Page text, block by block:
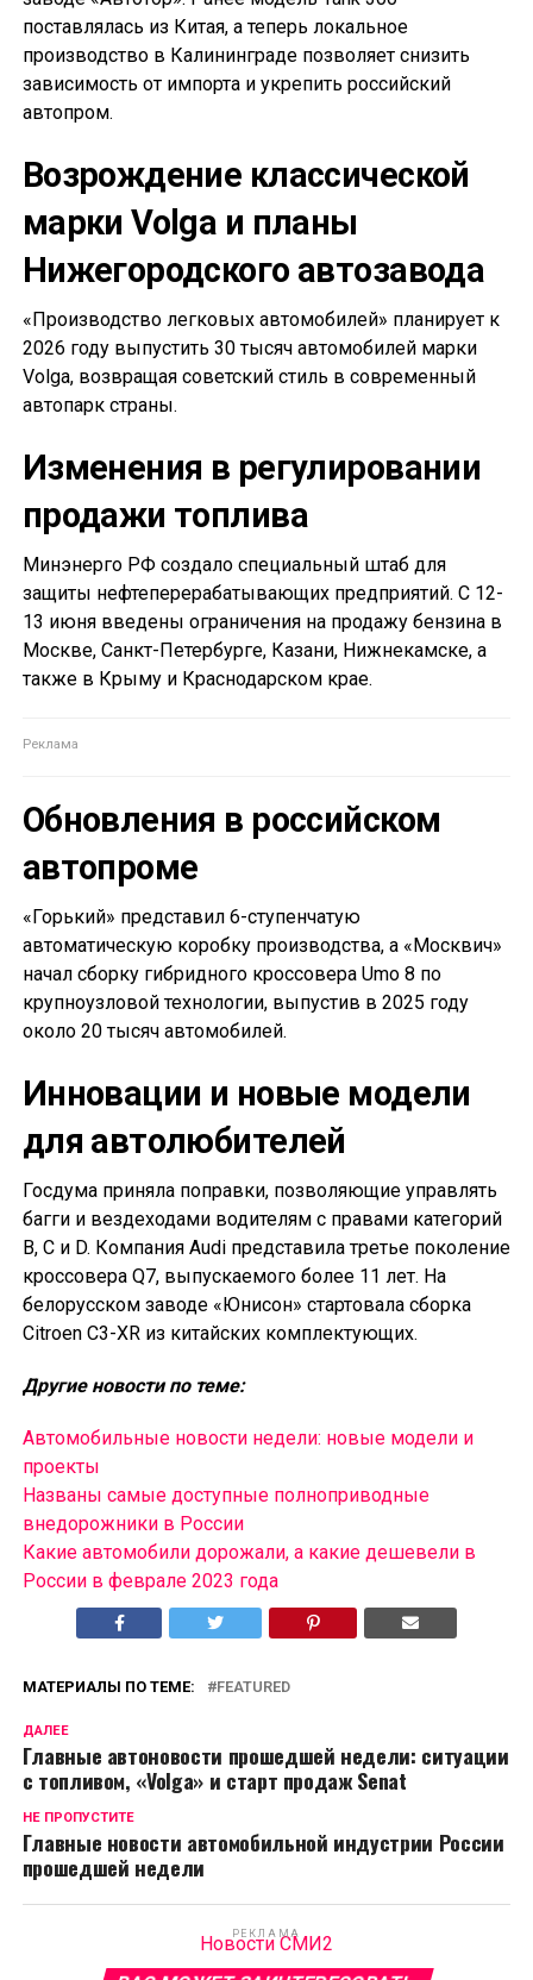
поставлялась из Китая, а теперь локальное
производство в Калининграде позволяет снизить
зависимость от импорта и укрепить российский
автопром.
Возрождение классической
марки Volga и планы
Нижегородского автозавода
«Производство легковых автомобилей» планирует к
2026 году выпустить 30 тысяч автомобилей марки
Volga, возвращая советский стиль в современный
автопарк страны.
Изменения в регулировании
продажи топлива
Минэнерго РФ создало специальный штаб для
защиты нефтеперерабатывающих предприятий. С 12-
13 июня введены ограничения на продажу бензина в
Москве, Санкт-Петербурге, Казани, Нижнекамске, а
также в Крыму и Краснодарском крае.
Обновления в российском
автопроме
«Горький» представил 6-ступенчатую
автоматическую коробку производства, а «Москвич»
начал сборку гибридного кроссовера Umo 8 по
крупноузловой технологии, выпустив в 2025 году
около 20 тысяч автомобилей.
Инновации и новые модели
для автолюбителей
Госдума приняла поправки, позволяющие управлять
багги и вездеходами водителям с правами категорий
B, C и D. Компания Audi представила третье поколение
кроссовера Q7, выпускаемого более 11 лет. На
белорусском заводе «Юнисон» стартовала сборка
Citroen C3-XR из китайских комплектующих.
Другие новости по теме:
Автомобильные новости недели: новые модели и
проекты
Названы самые доступные полноприводные
внедорожники в России
Какие автомобили дорожали, а какие дешевели в
России в феврале 2023 года
МАТЕРИАЛЫ ПО ТЕМЕ: FEATURED
ДАЛЕЕ
Главные автоновости прошедшей недели: ситуации
с топливом, «Volga» и старт продаж Senat
НЕ ПРОПУСТИТЕ
Главные новости автомобильной индустрии России
прошедшей недели
РЕКЛАМА
Новости СМИ2